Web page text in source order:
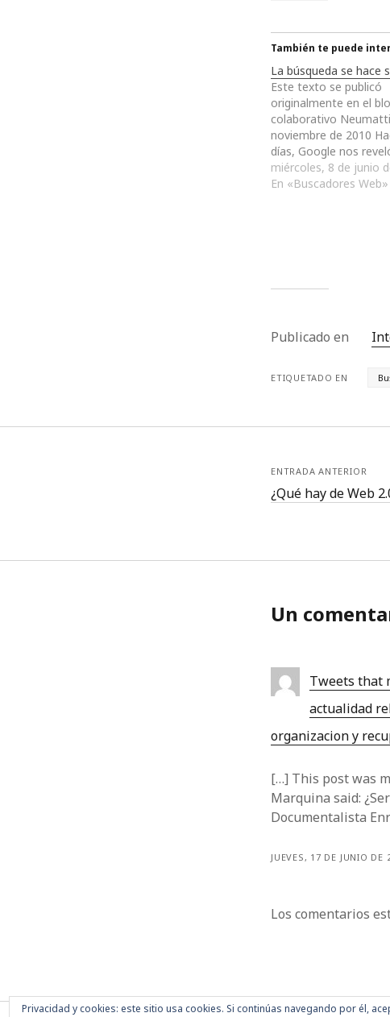
También te puede
La búsqueda se hace
Este texto se publicó
originalmente en el
colaborativo
noviembre de 2010
días, Google nos
Google Instant y
consideraron que,
miércoles, 8 de junio
En «Buscadores Web»
Publicado en
ETIQUETADO EN
ENTRADA ANTERIOR
¿Qué hay de Web
Un
Tweets that
actualidad
organizacion y
[…] This post was
Marquina said:
Documentalista
JUEVES, 17 DE JUNIO DE
Los comentarios
Privacidad y cookies: este sitio usa cookies. Si continúas navegando por él,